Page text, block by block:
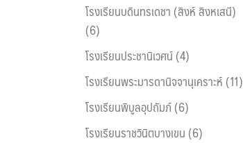
โรงเรียนบดินทรเดชา (สิงห์ สิงหเสนี)
(6)
โรงเรียนประชานิเวศน์ (4)
โรงเรียนพระมารดานิจจานุเคราะห์ (11)
โรงเรียนพิบูลอุปถัมภ์ (6)
โรงเรียนราชวินิตบางเขน (6)